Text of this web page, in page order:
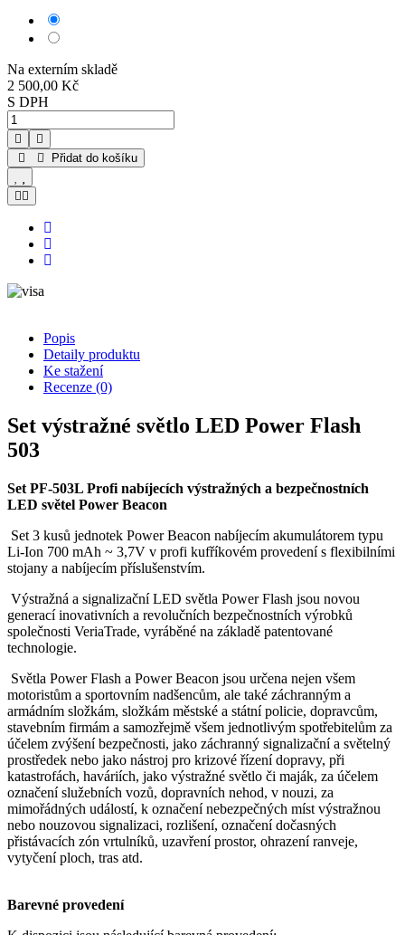
Na externím skladě
2 500,00 Kč
S DPH
Přidat do košíku
Popis
Detaily produktu
Ke stažení
Recenze (0)
Set výstražné světlo LED Power Flash
503
Set PF-503L Profi nabíjecích výstražných a bezpečnostních
LED světel Power Beacon
Set 3 kusů jednotek Power Beacon nabíjecím akumulátorem typu
Li-Ion 700 mAh ~ 3,7V v profi kufříkovém provedení s flexibilními
stojany a nabíjecím příslušenstvím.
Výstražná a signalizační LED světla Power Flash jsou novou
generací inovativních a revolučních bezpečnostních výrobků
společnosti VeriaTrade, vyráběné na základě patentované
technologie.
Světla Power Flash a Power Beacon jsou určena nejen všem
motoristům a sportovním nadšencům, ale také záchranným a
armádním složkám, složkám městské a státní policie, dopravcům,
stavebním firmám a samozřejmě všem jednotlivým spotřebitelům za
účelem zvýšení bezpečnosti, jako záchranný signalizační a světelný
prostředek nebo jako nástroj pro krizové řízení dopravy, při
katastrofách, haváriích, jako výstražné světlo či maják, za účelem
označení služebních vozů, dopravních nehod, v nouzi, za
mimořádných událostí, k označení nebezpečných míst výstražnou
nebo nouzovou signalizaci, rozlišení, označení dočasných
přistávacích zón vrtulníků, uzavření prostor, ohrazení ranveje,
vytyčení ploch, tras atd.
Barevné provedení